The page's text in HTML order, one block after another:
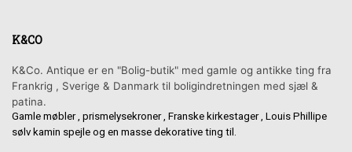
K&CO
K&Co. Antique er en "Bolig-butik" med gamle og antikke ting fra
Frankrig , Sverige & Danmark til boligindretningen med sjæl &
patina.
Gamle møbler , prismelysekroner , Franske kirkestager , Louis Phillipe
sølv kamin spejle og en masse dekorative ting til.